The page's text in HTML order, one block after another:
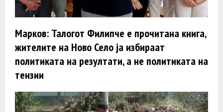
Марков: Талогот Филипче е прочитана книга,
жителите на Ново Село ја избираат
политиката на резултати, а не политиката на
тензии